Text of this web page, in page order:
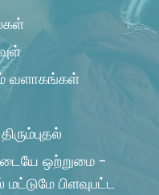
வளாகங்கள்
ஒற்றுமை -
பிளவுபட்ட